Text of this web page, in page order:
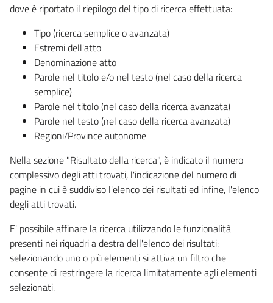
dove è riportato il riepilogo del tipo di ricerca effettuata:
Tipo (ricerca semplice o avanzata)
Estremi dell'atto
Denominazione atto
Parole nel titolo e/o nel testo (nel caso della ricerca
semplice)
Parole nel titolo (nel caso della ricerca avanzata)
Parole nel testo (nel caso della ricerca avanzata)
Regioni/Province autonome
Nella sezione "Risultato della ricerca", è indicato il numero
complessivo degli atti trovati, l'indicazione del numero di
pagine in cui è suddiviso l'elenco dei risultati ed infine, l'elenco
degli atti trovati.
E' possibile affinare la ricerca utilizzando le funzionalità
presenti nei riquadri a destra dell'elenco dei risultati:
selezionando uno o più elementi si attiva un filtro che
consente di restringere la ricerca limitatamente agli elementi
selezionati.